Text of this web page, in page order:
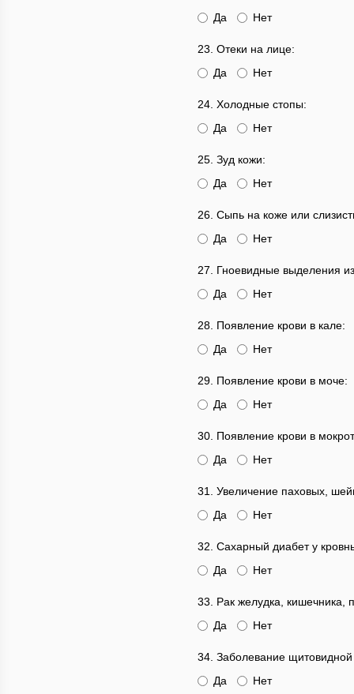
Да
Нет
23. Отеки на лице:
Да
Нет
24. Холодные стопы:
Да
Нет
25. Зуд кожи:
Да
Нет
26. Сыпь на коже или
Да
Нет
27. Гноевидные выделения
Да
Нет
28. Появление крови в кале:
Да
Нет
29. Появление крови в моче:
Да
Нет
30. Появление крови в
Да
Нет
31. Увеличение паховых,
Да
Нет
32. Сахарный диабет у
Да
Нет
33. Рак желудка, кишечника,
Да
Нет
34. Заболевание
Да
Нет